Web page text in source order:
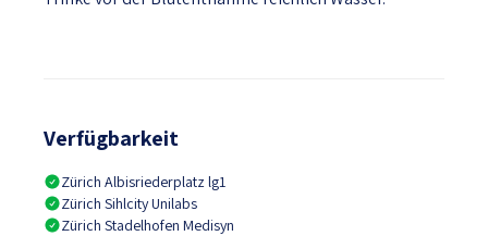
Verfügbarkeit
Zürich Albisriederplatz lg1
Zürich Sihlcity Unilabs
Zürich Stadelhofen Medisyn